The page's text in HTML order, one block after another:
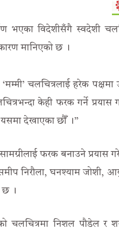
भएका विदेशीसँगै स्वदेशी
मानिएको छ ।
चलचित्रलाई हरेक
केही फरक गर्ने
देखाएका छौँ ।”
फरक बनाउने प्रयास
निरौला, घनश्याम जोशी,
छ ।
चलचित्रमा निशल पौडेल र